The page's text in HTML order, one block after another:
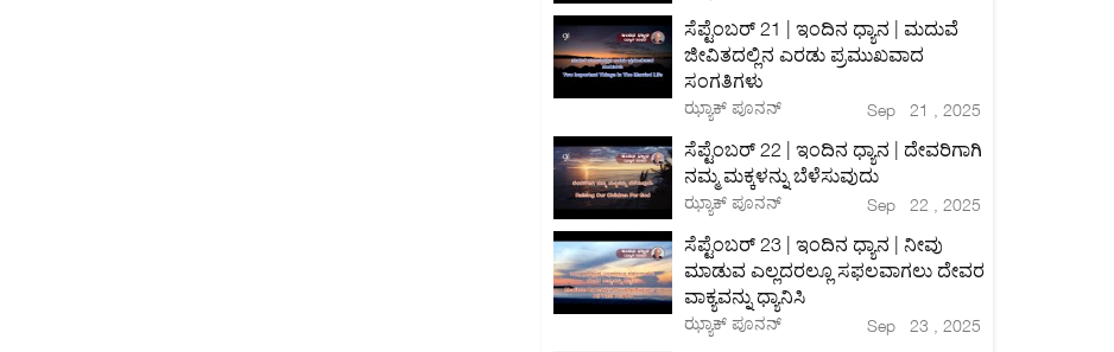
ಸೆಪ್ಟೆಂಬರ್ 21 | ಇಂದಿನ ಧ್ಯಾನ | ಮದುವೆ
ಜೀವಿತದಲ್ಲಿನ ಎರಡು ಪ್ರಮುಖವಾದ
ಸಂಗತಿಗಳು
ಝ್ಯಾಕ್ ಪೂನನ್ Sep 21 , 2025
ಸೆಪ್ಟೆಂಬರ್ 22 | ಇಂದಿನ ಧ್ಯಾನ | ದೇವರಿಗಾಗಿ
ನಮ್ಮ ಮಕ್ಕಳನ್ನು ಬೆಳೆಸುವುದು
ಝ್ಯಾಕ್ ಪೂನನ್ Sep 22 , 2025
ಸೆಪ್ಟೆಂಬರ್ 23 | ಇಂದಿನ ಧ್ಯಾನ | ನೀವು
ಮಾಡುವ ಎಲ್ಲದರಲ್ಲೂ ಸಫಲವಾಗಲು ದೇವರ
ವಾಕ್ಯವನ್ನು ಧ್ಯಾನಿಸಿ
ಝ್ಯಾಕ್ ಪೂನನ್ Sep 23 , 2025